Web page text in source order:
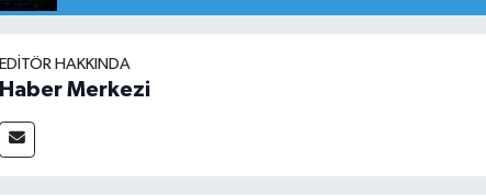
EDITÖR HAKKINDA
Haber Merkezi